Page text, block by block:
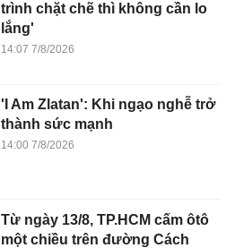
trình chặt chẽ thì không cần lo
lắng'
14:07 7/8/2026
'I Am Zlatan': Khi ngạo nghễ trở
thành sức mạnh
14:00 7/8/2026
Từ ngày 13/8, TP.HCM cấm ôtô
một chiều trên đường Cách